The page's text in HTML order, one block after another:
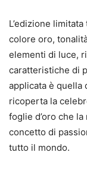
L’edizione
colore oro,
elementi di luce,
caratteristiche di
applicata è quella
ricoperta la
foglie d’oro che
concetto di
tutto il mondo.